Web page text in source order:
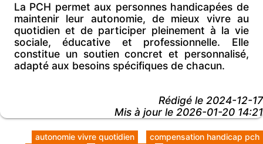
La PCH permet aux personnes handicapées de
maintenir leur autonomie, de mieux vivre au
quotidien et de participer pleinement à la vie
sociale, éducative et professionnelle. Elle
constitue un soutien concret et personnalisé,
adapté aux besoins spécifiques de chacun.
Rédigé le 2024-12-17
Mis à jour le 2026-01-20 14:21
compensation handicap pch
autonomie vivre quotidien